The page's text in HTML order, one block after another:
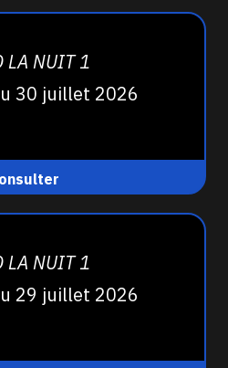
LA NUIT 1
30 juillet 2026
LA NUIT 1
29 juillet 2026